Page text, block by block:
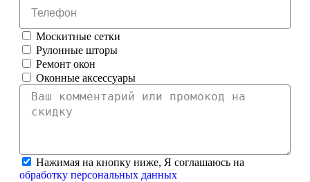
Москитные сетки
Рулонные шторы
Ремонт окон
Оконные аксессуары
Нажимая на кнопку ниже, Я соглашаюсь на
обработку персональных данных